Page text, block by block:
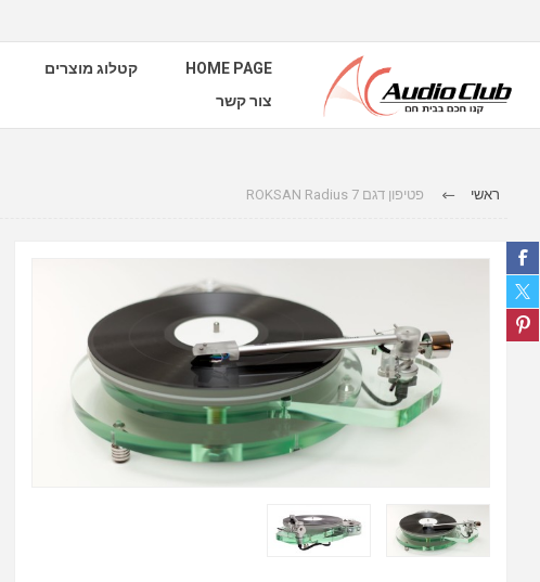
HOME PAGE קטלוג מוצרים
צור קשר
ראשי פטיפון דגם ROKSAN Radius 7